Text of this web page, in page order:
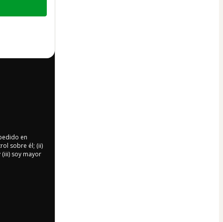
en
sobre él; (ii)
soy mayor